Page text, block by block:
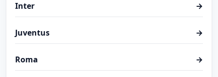
Inter →
Juventus →
Roma →